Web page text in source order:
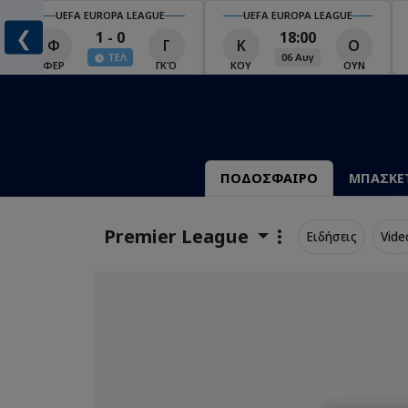
❮
UEFA EUROPA LEAGUE
Φ
ΦΕΡ
1 - 0
ΤΕΛ
Γ
ΓΚΌ
UEFA EUROPA LEAGUE
Κ
ΚΟΥ
18:00
06 Αυγ
Ο
ΟΥΝ
ΠΟΔΟΣΦΑΙΡΟ
Premier League Ειδήσεις